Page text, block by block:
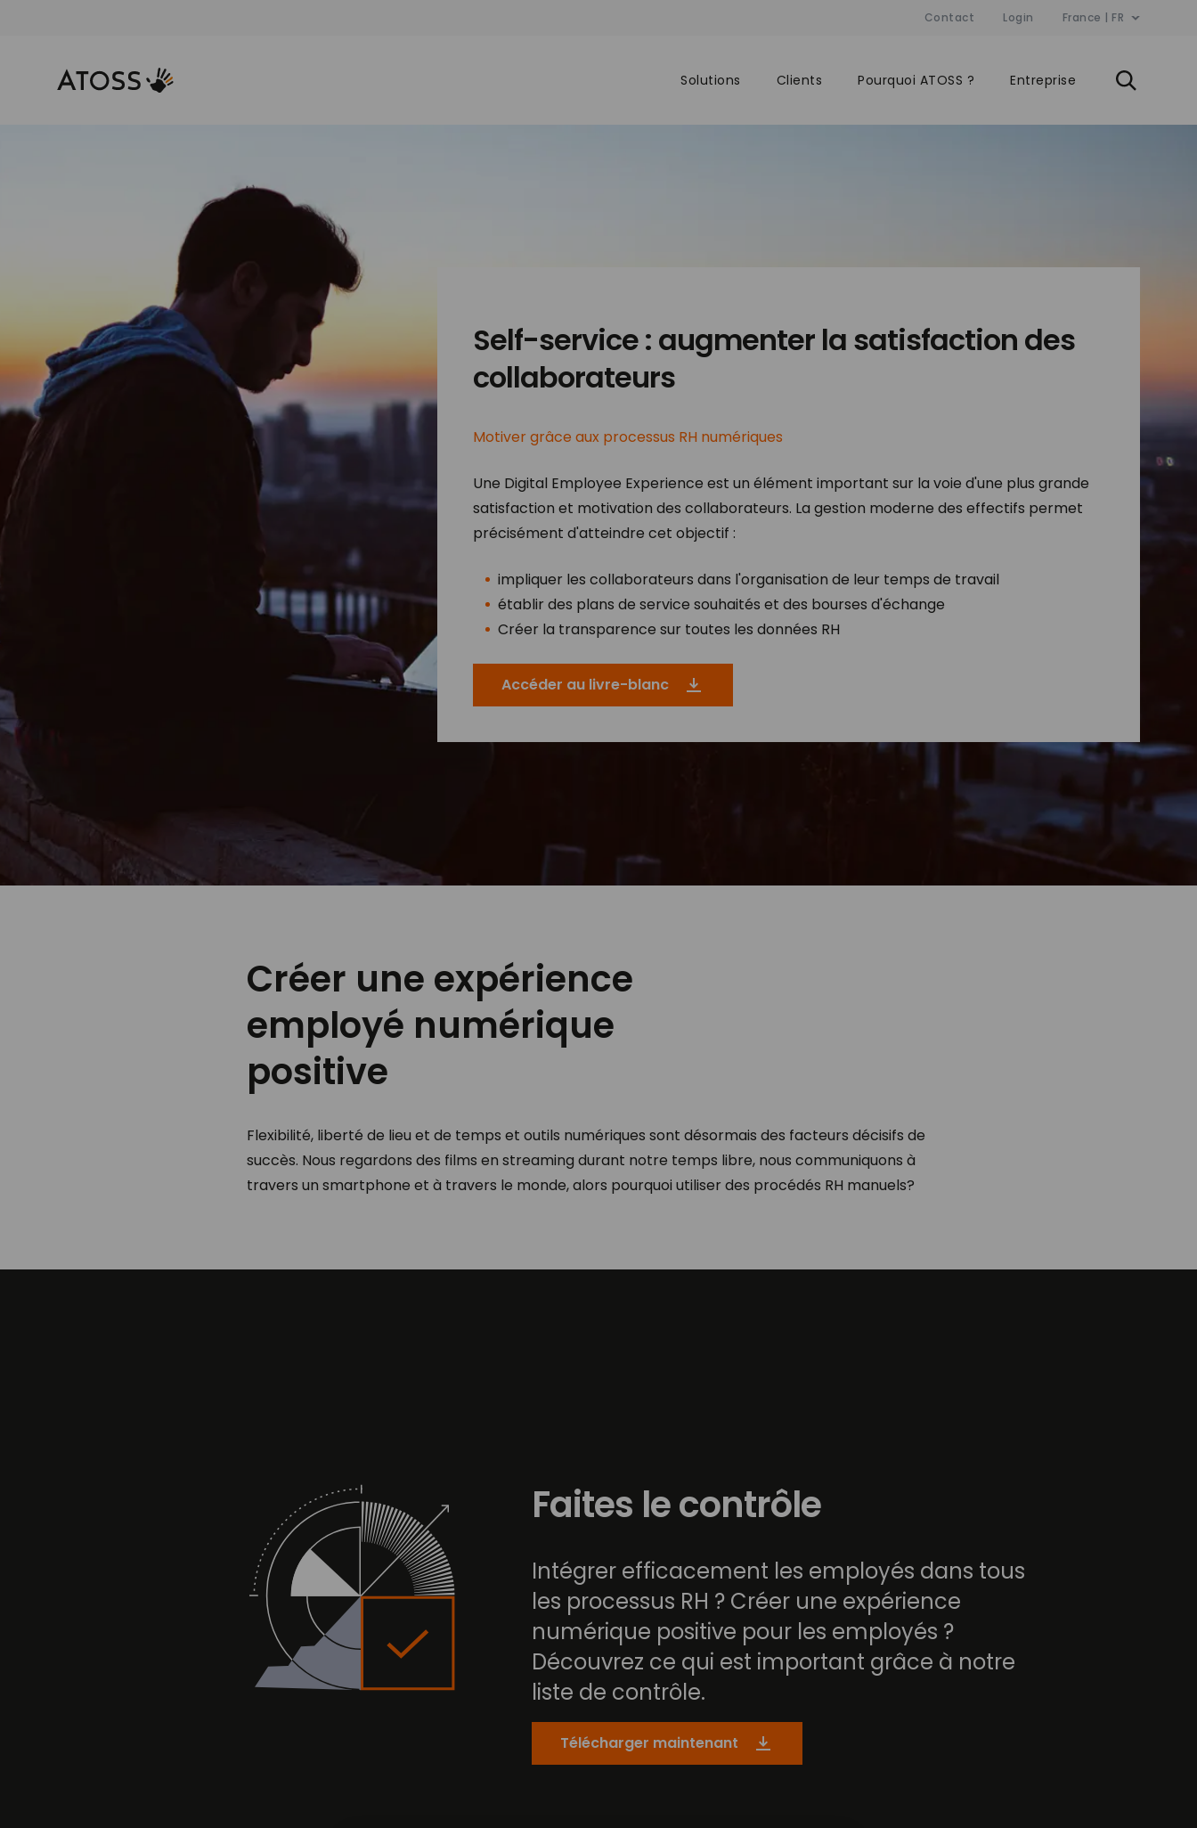
Contact Login France | FR
Solutions Clients Pourquoi ATOSS ? Entreprise
Self-service : augmenter la satisfaction des
collaborateurs
Motiver grâce aux processus RH numériques
Une Digital Employee Experience est un élément important sur la voie d'une plus grande
satisfaction et motivation des collaborateurs. La gestion moderne des effectifs permet
précisément d'atteindre cet objectif :​
impliquer les collaborateurs dans l'organisation de leur temps de travail​
établir des plans de service souhaités et des bourses d'échange ​
Créer la transparence sur toutes les données RH​
Accéder au livre-blanc
Créer une expérience
employé numérique
positive
Flexibilité, liberté de lieu et de temps et outils numériques sont désormais des facteurs décisifs de
succès. Nous regardons des films en streaming durant notre temps libre, nous communiquons à
travers un smartphone et à travers le monde, alors pourquoi utiliser des procédés RH manuels?
Faites le contrôle
Intégrer efficacement les employés dans tous
les processus RH ? Créer une expérience
numérique positive pour les employés ?
Découvrez ce qui est important grâce à notre
liste de contrôle.
Télécharger maintenant